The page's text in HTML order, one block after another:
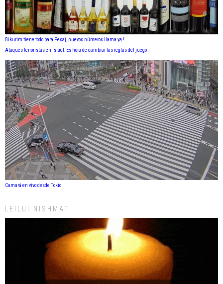
Bikurim tiene todo para Pesaj, nuevos números llama ya !
Ataques terroristas en Israel: Es hora de cambiar las reglas del juego
Camará en vivo desde Tokio
LEILUI NISHMAT